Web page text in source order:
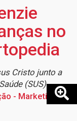
no
Cristo junto a
(SUS)
- Marketing